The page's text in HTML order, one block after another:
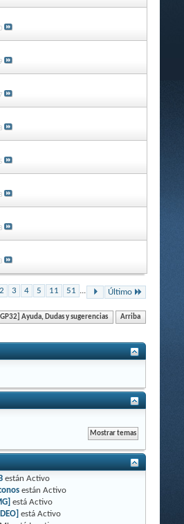
2 3 4 5 11 51 ... Último
[GP32] Ayuda, Dudas y sugerencias Arriba
estánActivo
estánActivo
estáActivo
estáActivo